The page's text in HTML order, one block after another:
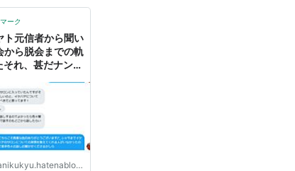
ーク
ト元信者から聞い
から脱会までの軌
それ、甚だナンセ